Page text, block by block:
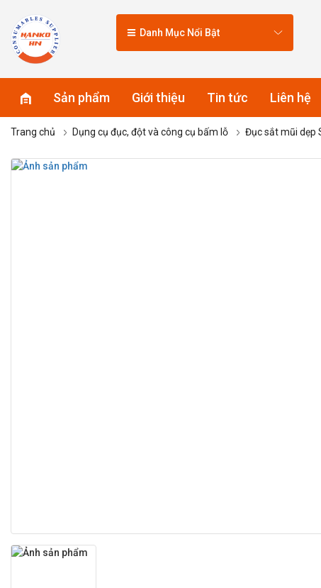
Danh Mục Nổi Bật
Sản phẩm Giới thiệu Tin tức Liên hệ
Trang chủ Dụng cụ đục, đột và công cụ bấm lỗ Đục sắt mũi dẹp